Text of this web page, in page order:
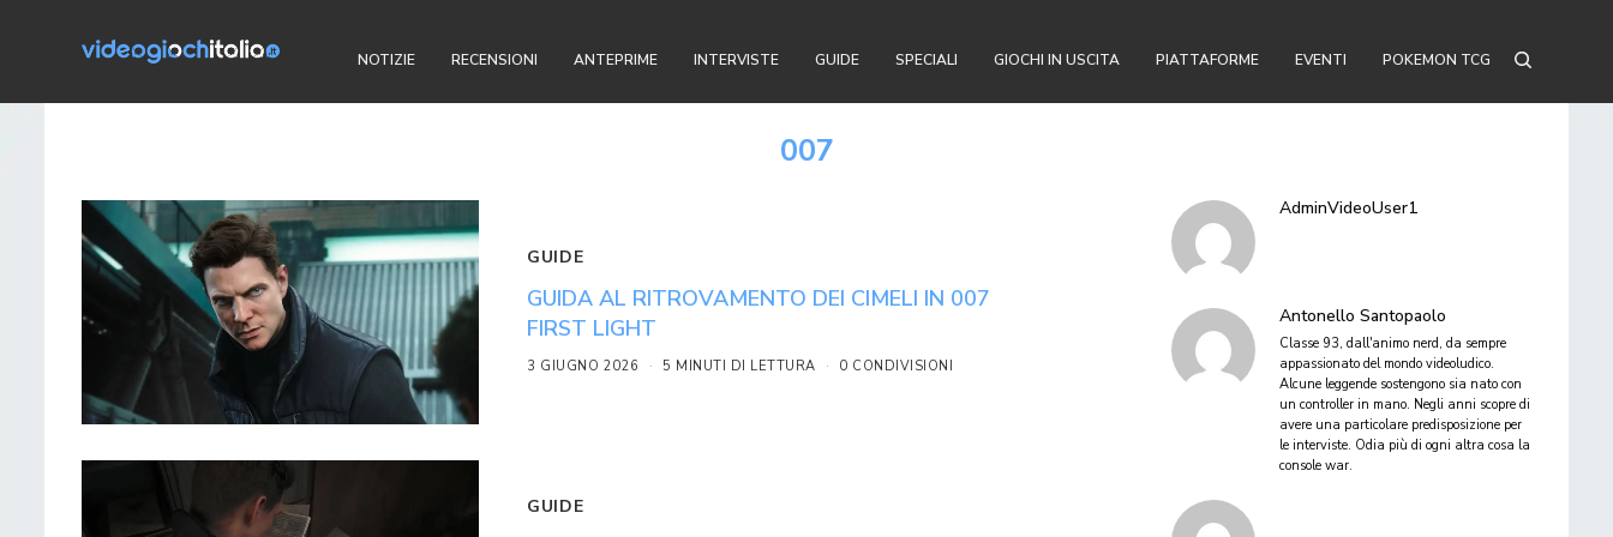
NOTIZIE RECENSIONI ANTEPRIME INTERVISTE GUIDE SPECIALI GIOCHI IN USCITA PIATTAFORME EVENTI POKEMON TCG
007
GUIDE
GUIDA AL RITROVAMENTO DEI CIMELI IN 007
FIRST LIGHT
3 GIUGNO 2026 5 MINUTI DI LETTURA 0 CONDIVISIONI
GUIDE
AdminVideoUser1
Antonello Santopaolo
Classe 93, dall'animo nerd, da sempre
appassionato del mondo videoludico.
Alcune leggende sostengono sia nato con
un controller in mano. Negli anni scopre di
avere una particolare predisposizione per
le interviste. Odia più di ogni altra cosa la
console war.